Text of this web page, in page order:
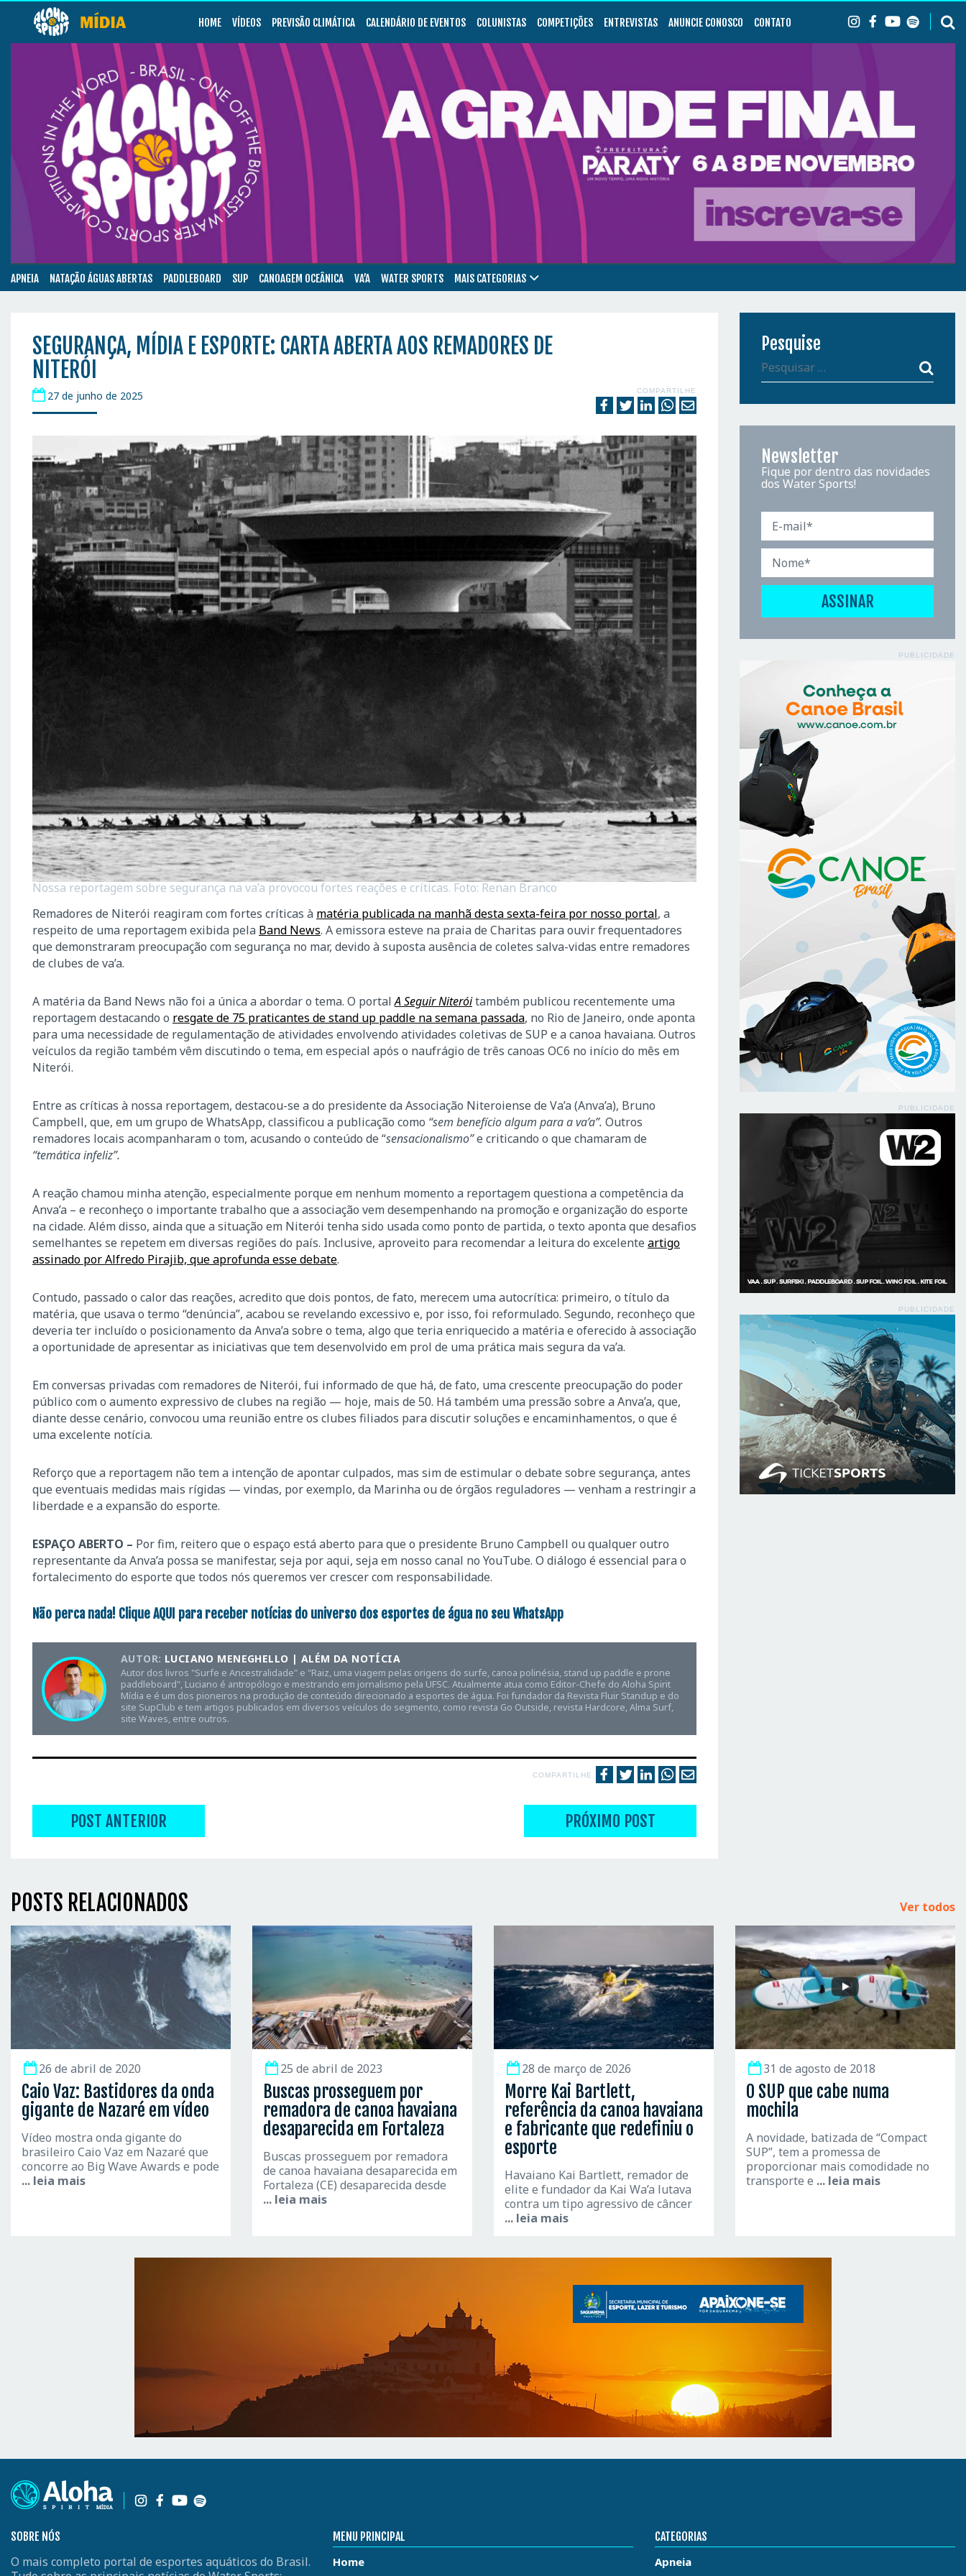
HOME VÍDEOS PREVISÃO CLIMÁTICA CALENDÁRIO DE EVENTOS COLUNISTAS COMPETIÇÕES ENTREVISTAS ANUNCIE CONOSCO CONTATO
APNEIA NATAÇÃO ÁGUAS ABERTAS PADDLEBOARD SUP CANOAGEM OCEÂNICA VA’A WATER SPORTS MAIS CATEGORIAS
SEGURANÇA, MÍDIA E ESPORTE: CARTA ABERTA AOS REMADORES DE
NITERÓI
27 de junho de 2025 COMPARTILHE
Nossa reportagem sobre segurança na va’a provocou fortes reações e críticas. Foto: Renan Branco
Remadores de Niterói reagiram com fortes críticas à matéria publicada na manhã desta sexta-feira por nosso portal, a
respeito de uma reportagem exibida pela Band News. A emissora esteve na praia de Charitas para ouvir frequentadores
que demonstraram preocupação com segurança no mar, devido à suposta ausência de coletes salva-vidas entre remadores
de clubes de va’a.
A matéria da Band News não foi a única a abordar o tema. O portalA Seguir Niteróitambém publicou recentemente uma
reportagem destacando o resgate de 75 praticantes de stand up paddle na semana passada, no Rio de Janeiro, onde aponta
para uma necessidade de regulamentação de atividades envolvendo atividades coletivas de SUP e a canoa havaiana. Outros
veículos da região também vêm discutindo o tema, em especial após o naufrágio de três canoas OC6 no início do mês em
Niterói.
Entre as críticas à nossa reportagem, destacou-se a do presidente da Associação Niteroiense de Va’a (Anva’a), Bruno
Campbell, que, em um grupo de WhatsApp, classificou a publicação como “sem benefício algum para a va’a”. Outros
remadores locais acompanharam o tom, acusando o conteúdo de “sensacionalismo”e criticando o que chamaram de
“temática infeliz”.
A reação chamou minha atenção, especialmente porque em nenhum momento a reportagem questiona a competência da
Anva’a – e reconheço o importante trabalho que a associação vem desempenhando na promoção e organização do esporte
na cidade. Além disso, ainda que a situação em Niterói tenha sido usada como ponto de partida, o texto aponta que desafios
semelhantes se repetem em diversas regiões do país. Inclusive, aproveito para recomendar a leitura do excelente artigo
assinado por Alfredo Pirajib, que aprofunda esse debate.
Contudo, passado o calor das reações, acredito que dois pontos, de fato, merecem uma autocrítica: primeiro, o título da
matéria, que usava o termo “denúncia”, acabou se revelando excessivo e, por isso, foi reformulado. Segundo, reconheço que
deveria ter incluído o posicionamento da Anva’a sobre o tema, algo que teria enriquecido a matéria e oferecido à associação
a oportunidade de apresentar as iniciativas que tem desenvolvido em prol de uma prática mais segura da va’a.
Em conversas privadas com remadores de Niterói, fui informado de que há, de fato, uma crescente preocupação do poder
público com o aumento expressivo de clubes na região — hoje, mais de 50. Há também uma pressão sobre a Anva’a, que,
diante desse cenário, convocou uma reunião entre os clubes filiados para discutir soluções e encaminhamentos, o que é
uma excelente notícia.
Reforço que a reportagem não tem a intenção de apontar culpados, mas sim de estimular o debate sobre segurança, antes
que eventuais medidas mais rígidas — vindas, por exemplo, da Marinha ou de órgãos reguladores — venham a restringir a
liberdade e a expansão do esporte.
ESPAÇO ABERTO – Por fim, reitero que o espaço está aberto para que o presidente Bruno Campbell ou qualquer outro
representante da Anva’a possa se manifestar, seja por aqui, seja em nosso canal no YouTube. O diálogo é essencial para o
fortalecimento do esporte que todos nós queremos ver crescer com responsabilidade.
Não perca nada! CliqueAQUI para receber notícias do universo dos esportes de água no seu WhatsApp
AUTOR: LUCIANO MENEGHELLO | ALÉM DA NOTÍCIA
Autor dos livros "Surfe e Ancestralidade" e "Raiz, uma viagem pelas origens do surfe, canoa polinésia, stand up paddle e prone
paddleboard", Luciano é antropólogo e mestrando em jornalismo pela UFSC. Atualmente atua como Editor-Chefe do Aloha Spirit
Mídia e é um dos pioneiros na produção de conteúdo direcionado a esportes de água. Foi fundador da Revista Fluir Standup e do
site SupClub e tem artigos publicados em diversos veículos do segmento, como revista Go Outside, revista Hardcore, Alma Surf,
site Waves, entre outros.
COMPARTILHE
POST ANTERIOR PRÓXIMO POST
Pesquise
Newsletter
Fique por dentro das novidades
dos Water Sports!
PUBLICIDADE
PUBLICIDADE
PUBLICIDADE
POSTS RELACIONADOS Ver todos
26 de abril de 2020
Caio Vaz: Bastidores da onda
gigante de Nazaré em vídeo
Vídeo mostra onda gigante do
brasileiro Caio Vaz em Nazaré que
concorre ao Big Wave Awards e pode
... leia mais
25 de abril de 2023
Buscas prosseguem por
remadora de canoa havaiana
desaparecida em Fortaleza
Buscas prosseguem por remadora
de canoa havaiana desaparecida em
Fortaleza (CE) desaparecida desde
... leia mais
28 de março de 2026
Morre Kai Bartlett,
referência da canoa havaiana
e fabricante que redefiniu o
esporte
Havaiano Kai Bartlett, remador de
elite e fundador da Kai Wa’a lutava
contra um tipo agressivo de câncer
... leia mais
31 de agosto de 2018
O SUP que cabe numa
mochila
A novidade, batizada de “Compact
SUP”, tem a promessa de
proporcionar mais comodidade no
transporte e ... leia mais
SOBRE NÓS
O mais completo portal de esportes aquáticos do Brasil.
MENU PRINCIPAL
Home
CATEGORIAS
Apneia